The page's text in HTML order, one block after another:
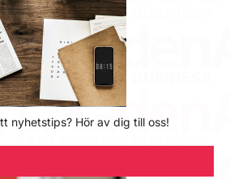
nyhetstips? Hör av dig till oss!